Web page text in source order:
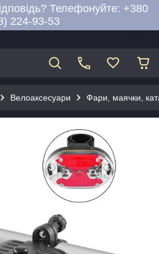
Телефонуйте: +380
224-93-53
Велоаксесуари Фари, маячки,